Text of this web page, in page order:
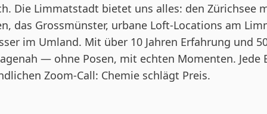
Die Limmatstadt bietet uns alles: den Zürichsee
das Grossmünster, urbane Loft-Locations am
im Umland. Mit über 10 Jahren Erfahrung und
— ohne Posen, mit echten Momenten. Jede
Zoom-Call: Chemie schlägt Preis.